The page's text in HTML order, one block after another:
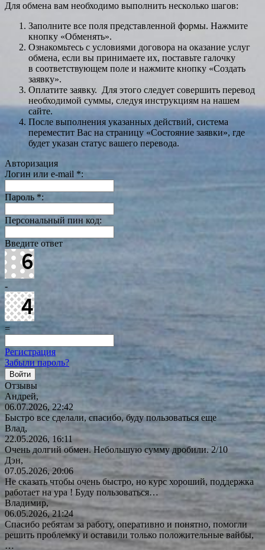
Для обмена вам необходимо выполнить несколько шагов:
Заполните все поля представленной формы. Нажмите
кнопку «Обменять».
Ознакомьтесь с условиями договора на оказание услуг
обмена, если вы принимаете их, поставьте галочку
в соответствующем поле и нажмите кнопку «Создать
заявку».
Оплатите заявку. Для этого следует совершить перевод
необходимой суммы, следуя инструкциям на нашем
сайте.
После выполнения указанных действий, система
переместит Вас на страницу «Состояние заявки», где
будет указан статус вашего перевода.
Авторизация
Логин или e-mail *:
Пароль *:
Персональный пин код:
Введите ответ
-
=
Регистрация
Забыли пароль?
Отзывы
Андрей,
06.07.2026, 22:42
Быстро все сделали, спасибо, буду пользоваться еще
Влад,
22.05.2026, 16:11
Очень долгий обмен. Небольшую сумму дробили. 2/10
Дэн,
07.05.2026, 20:06
Не сказать чтобы очень быстро, но курс хороший, поддержка
работает на ура ! Буду пользоваться…
Владимир,
06.05.2026, 21:24
Спасибо ребятам за работу, оперативно и понятно, помогли
решить проблемку и оставили только положительные вайбы,
…